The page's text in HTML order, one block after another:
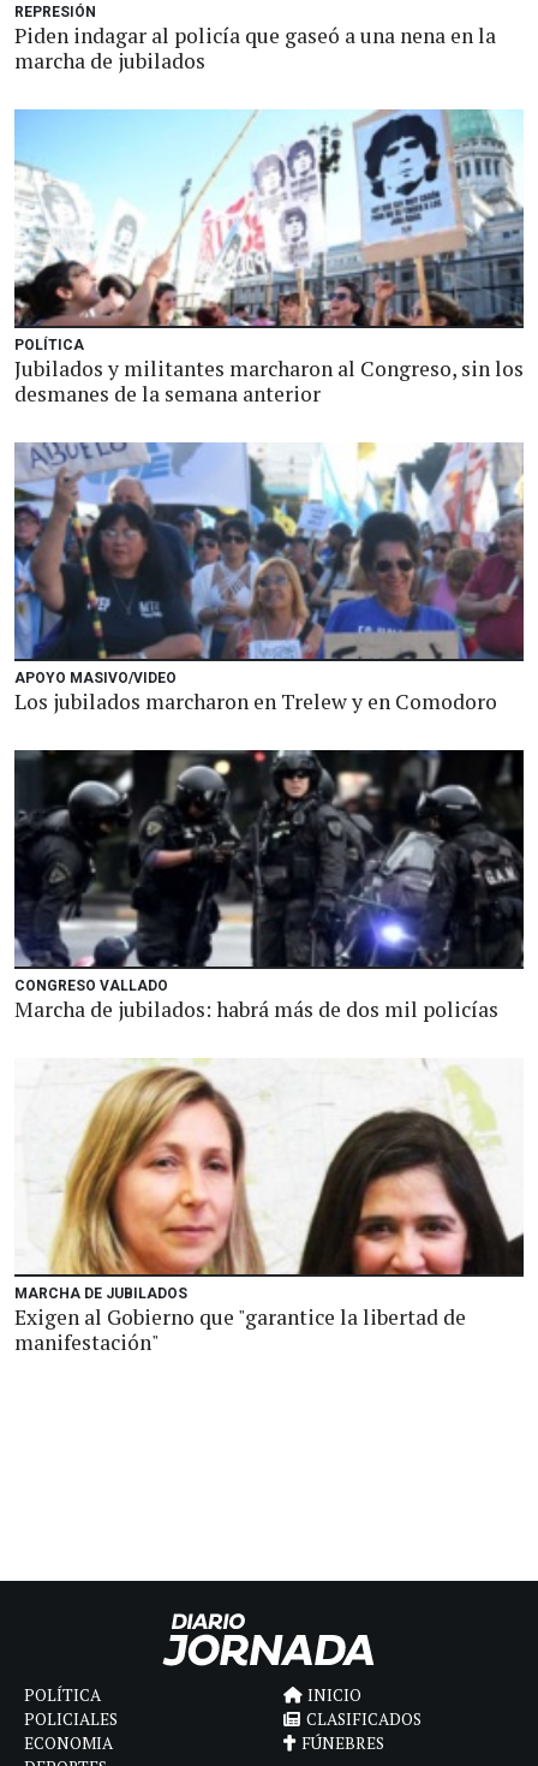
REPRESIÓN
Piden indagar al policía que gaseó a una nena en la
marcha de jubilados
POLÍTICA
Jubilados y militantes marcharon al Congreso, sin los
desmanes de la semana anterior
APOYO MASIVO/VIDEO
Los jubilados marcharon en Trelew y en Comodoro
CONGRESO VALLADO
Marcha de jubilados: habrá más de dos mil policías
MARCHA DE JUBILADOS
Exigen al Gobierno que "garantice la libertad de
manifestación"
POLÍTICA
POLICIALES
ECONOMIA
INICIO
CLASIFICADOS
FÚNEBRES